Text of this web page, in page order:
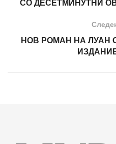
СО ДЕСЕТМИНУТНИ
НОВ РОМАН НА ЛУАН